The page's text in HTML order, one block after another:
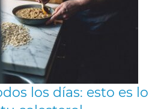
los días: esto es lo